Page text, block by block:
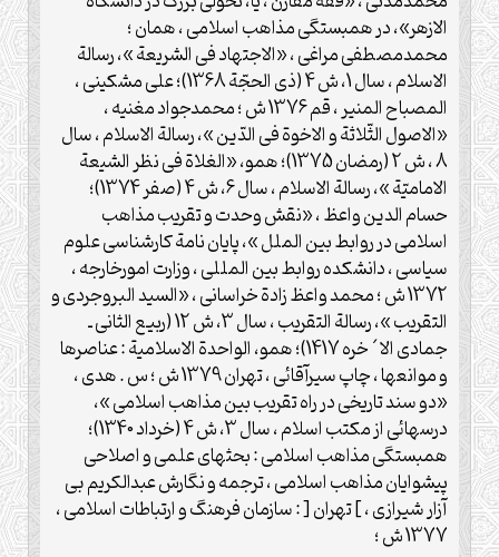
الازهر»، در همبستگی مذاهب اسلامی ، همان ؛
محمدمصطفی مراغی ، «الاجتهاد فی الشریعة »، رسالة
الاسلام ، سال 1، ش 4 (ذی الحجّة 1368)؛ علی مشکینی ،
المصباح المنیر ، قم 1376 ش ؛ محمدجواد مغنیه ،
«الاصول الثّلاثة و الاخوة فی الدّین »، رسالة الاسلام ، سال
8 ، ش 2 (رمضان 1375)؛ همو، «الغلاة فی نظر الشیعة
الامامیّة »، رسالة الاسلام ، سال 6، ش 4 (صفر 1374)؛
حسام الدین واعظ ، «نقش وحدت و تقریب مذاهب
اسلامی در روابط بین الملل »، پایان نامة کارشناسی علوم
سیاسی ، دانشکده روابط بین المللی ، وزارت امورخارجه ،
1372 ش ؛ محمد واعظ زادة خراسانی ، «السید البروجردی و
التقریب »، رسالة التقریب ، سال 3، ش 12 (ربیع الثانی ـ
جمادی الا´خره 1417)؛ همو، الواحدة الاسلامیة : عناصرها
و موانعها ، چاپ سیرآقائی ، تهران 1379 ش ؛ س . هدی ،
«دو سند تاریخی در راه تقریب بین مذاهب اسلامی »،
درسهائی از مکتب اسلام ، سال 3، ش 4 (خرداد 1340)؛
همبستگی مذاهب اسلامی : بحثهای علمی و اصلاحی
پیشوایان مذاهب اسلامی ، ترجمه و نگارش عبدالکریم بی
آزار شیرازی ، ] تهران [ : سازمان فرهنگ و ارتباطات اسلامی ،
1377 ش ؛